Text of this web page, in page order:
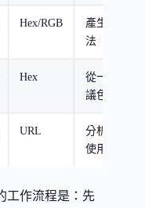
Hex/RGB
產生 CSS
法
Hex
從一個顏色
議色
URL
分析競爭對
使用
工作流程是：先